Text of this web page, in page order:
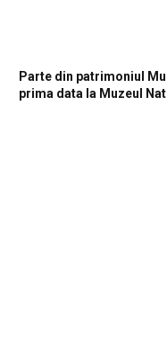
Parte din patrimoniul
prima data la Muzeul